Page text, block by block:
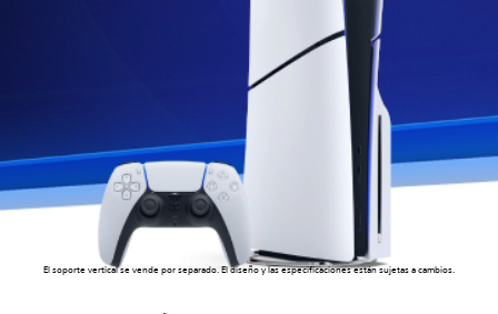
El soporte vertical se vende por separado. El diseño y las especificaciones están sujetas a cambios.